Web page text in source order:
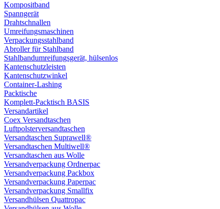
Kompositband
Spanngerät
Drahtschnallen
Umreifungsmaschinen
Verpackungsstahlband
Abroller für Stahlband
Stahlbandumreifungsgerät, hülsenlos
Kantenschutzleisten
Kantenschutzwinkel
Container-Lashing
Packtische
Komplett-Packtisch BASIS
Versandartikel
Coex Versandtaschen
Luftpolsterversandtaschen
Versandtaschen Suprawell®
Versandtaschen Multiwell®
Versandtaschen aus Wolle
Versandverpackung Ordnerpac
Versandverpackung Packbox
Versandverpackung Paperpac
Versandverpackung Smallfix
Versandhülsen Quattropac